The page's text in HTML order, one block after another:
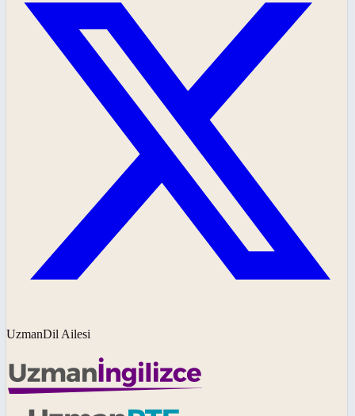
UzmanDil Ailesi